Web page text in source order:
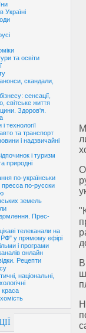
Україні
та освіти
скандали,
сенсації,
світське життя
Здоров'я.
технології
та транспорт
і надзвичайні
і туризм
природні
по-українськи
пресса по-русски
земель
Прес-
телеканали на
у прямому ефірі
і програми
онлайн
Рецепти
національні,
краса